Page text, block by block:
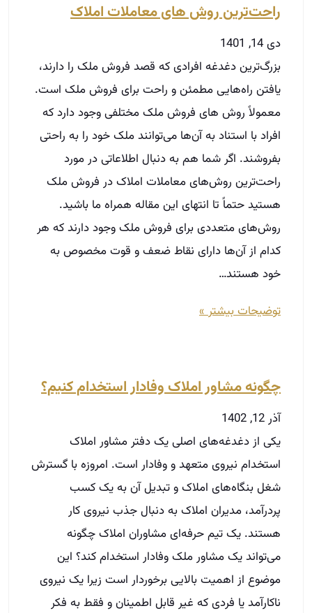
راحت‌ترین روش های معاملات املاک
دی 14, 1401
بزرگ‌ترین دغدغه افرادی که قصد فروش ملک را دارند،
یافتن راه‌هایی مطمئن و راحت برای فروش ملک است.
معمولاً روش های فروش ملک مختلفی وجود دارد که
افراد با استناد به آن‌ها می‌توانند ملک خود را به راحتی
بفروشند. اگر شما هم به دنبال اطلاعاتی در مورد
راحت‌ترین روش‌های معاملات املاک در فروش ملک
هستید حتماً تا انتهای این مقاله همراه ما باشید.
روش‌های متعددی برای فروش ملک وجود دارند که هر
کدام از آن‌ها دارای نقاط ضعف و قوت مخصوص به
خود هستند…
توضیحات بیشتر »
چگونه مشاور املاک وفادار استخدام کنیم؟
آذر 12, 1402
یکی از دغدغه‌های اصلی یک دفتر مشاور املاک
استخدام نیروی متعهد و وفادار است. امروزه با گسترش
شغل بنگاه‌های املاک و تبدیل آن به یک کسب
پر‌درآمد، مدیران املاک به دنبال جذب نیروی کار
هستند. یک تیم حرفه‌ای مشاوران املاک چگونه
می‌تواند یک مشاور ملک وفادار استخدام کند؟ این
موضوع از اهمیت بالایی برخوردار است زیرا یک نیروی
نا‌کارآمد یا فردی که غیر قابل اطمینان و فقط به فکر